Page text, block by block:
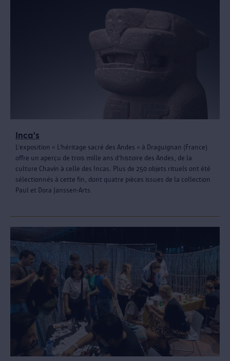
Inca's
L’exposition « L’héritage sacré des Andes » à Draguignan (France)
offre un aperçu de trois mille ans d’histoire des Andes, de la
culture Chavín à celle des Incas. Plus de 250 objets rituels ont été
sélectionnés à cette fin, dont quatre pièces issues de la collection
Paul et Dora Janssen-Arts.